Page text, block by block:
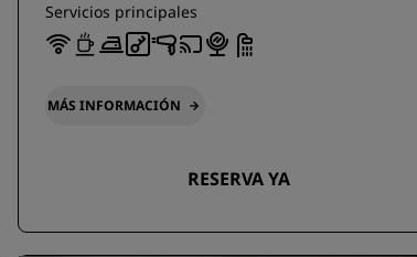
Servicios principales
MÁS INFORMACIÓN
RESERVA YA